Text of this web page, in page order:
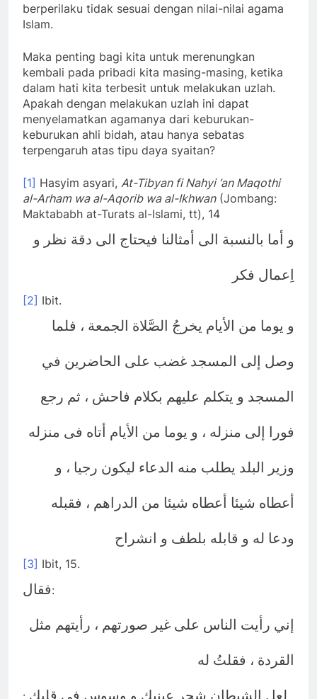
berperilaku tidak sesuai dengan nilai-nilai agama
Islam.
Maka penting bagi kita untuk merenungkan
kembali pada pribadi kita masing-masing, ketika
dalam hati kita terbesit untuk melakukan uzlah.
Apakah dengan melakukan uzlah ini dapat
menyelamatkan agamanya dari keburukan-
keburukan ahli bidah, atau hanya sebatas
terpengaruh atas tipu daya syaitan?
[1] Hasyim asyari, At-Tibyan fi Nahyi ‘an Maqothi
al-Arham wa al-Aqorib wa al-Ikhwan(Jombang:
Maktababh at-Turats al-Islami, tt), 14
و أما بالنسبة الى أمثالنا فيحتاج الى دقة نظر و
اِعمال فكر
[2] Ibit.
و يوما من الأيام يخرجُ الصَّلاة الجمعة ، فلما
وصل إلى المسجد غضب على الحاضرين في
المسجد و يتكلم عليهم بكلام فاحش ، ثم رجع
فورا إلى منزله ، و يوما من الأيام أتاه فى منزله
وزير البلد يطلب منه الدعاء ليكون رجيا ، و
أعطاه شيئا أعطاه شيئا من الدراهم ، فقبله
ودعا له و قابله بلطف و انشراح
[3] Ibit, 15.
فقال:
إني رأيت الناس على غير صورتهم ، رأيتهم مثل
القردة ، فقلتُ له
لعل الشيطان شحر عينيك و وسوس فى قلبك